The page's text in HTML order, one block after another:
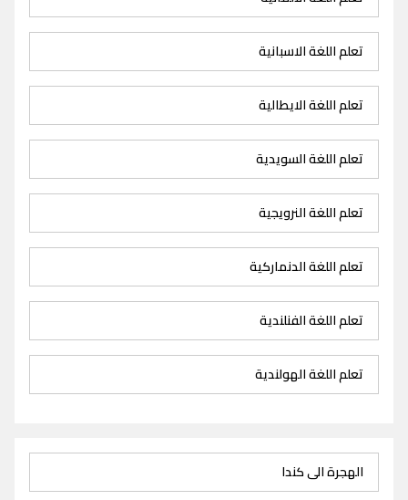
تعلم اللغة الاسبانية
تعلم اللغة الايطالية
تعلم اللغة السويدية
تعلم اللغة النرويجية
تعلم اللغة الدنماركية
تعلم اللغة الفنلندية
تعلم اللغة الهولندية
الهجرة الى كندا